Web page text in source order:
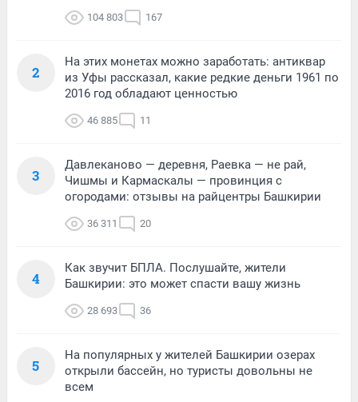
104 803 167
2
На этих монетах можно заработать: антиквар
из Уфы рассказал, какие редкие деньги 1961 по
2016 год обладают ценностью
46 885 11
3
Давлеканово — деревня, Раевка — не рай,
Чишмы и Кармаскалы — провинция с
огородами: отзывы на райцентры Башкирии
36 311 20
4
Как звучит БПЛА. Послушайте, жители
Башкирии: это может спасти вашу жизнь
28 693 36
5
На популярных у жителей Башкирии озерах
открыли бассейн, но туристы довольны не
всем